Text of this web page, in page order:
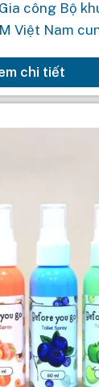
công Bộ
Việt Nam
chi tiết